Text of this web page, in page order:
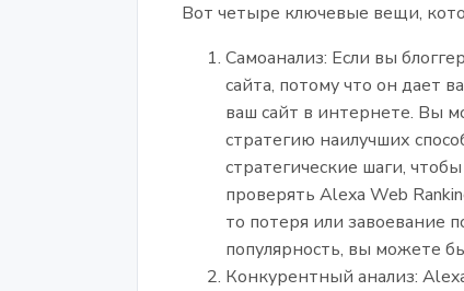
Вот четыре ключевые вещи,
Самоанализ: Если вы
сайта, потому что он дает
ваш сайт в интернете. Вы
стратегию наилучших
стратегические шаги,
проверять Alexa Web
то потеря или завоевание
популярность, вы можете
Конкурентный анализ: